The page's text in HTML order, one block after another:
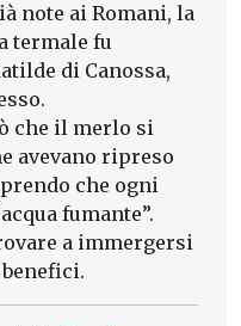
note ai Romani, la
termale fu
di Canossa,
che il merlo si
avevano ripreso
che ogni
fumante”.
a immergersi